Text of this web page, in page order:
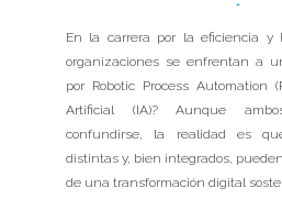
En la carrera por la eficiencia y
organizaciones se enfrentan a
por Robotic Process Automation
Artificial (IA)? Aunque
confundirse, la realidad es
distintas y, bien integrados,
de una transformación digital